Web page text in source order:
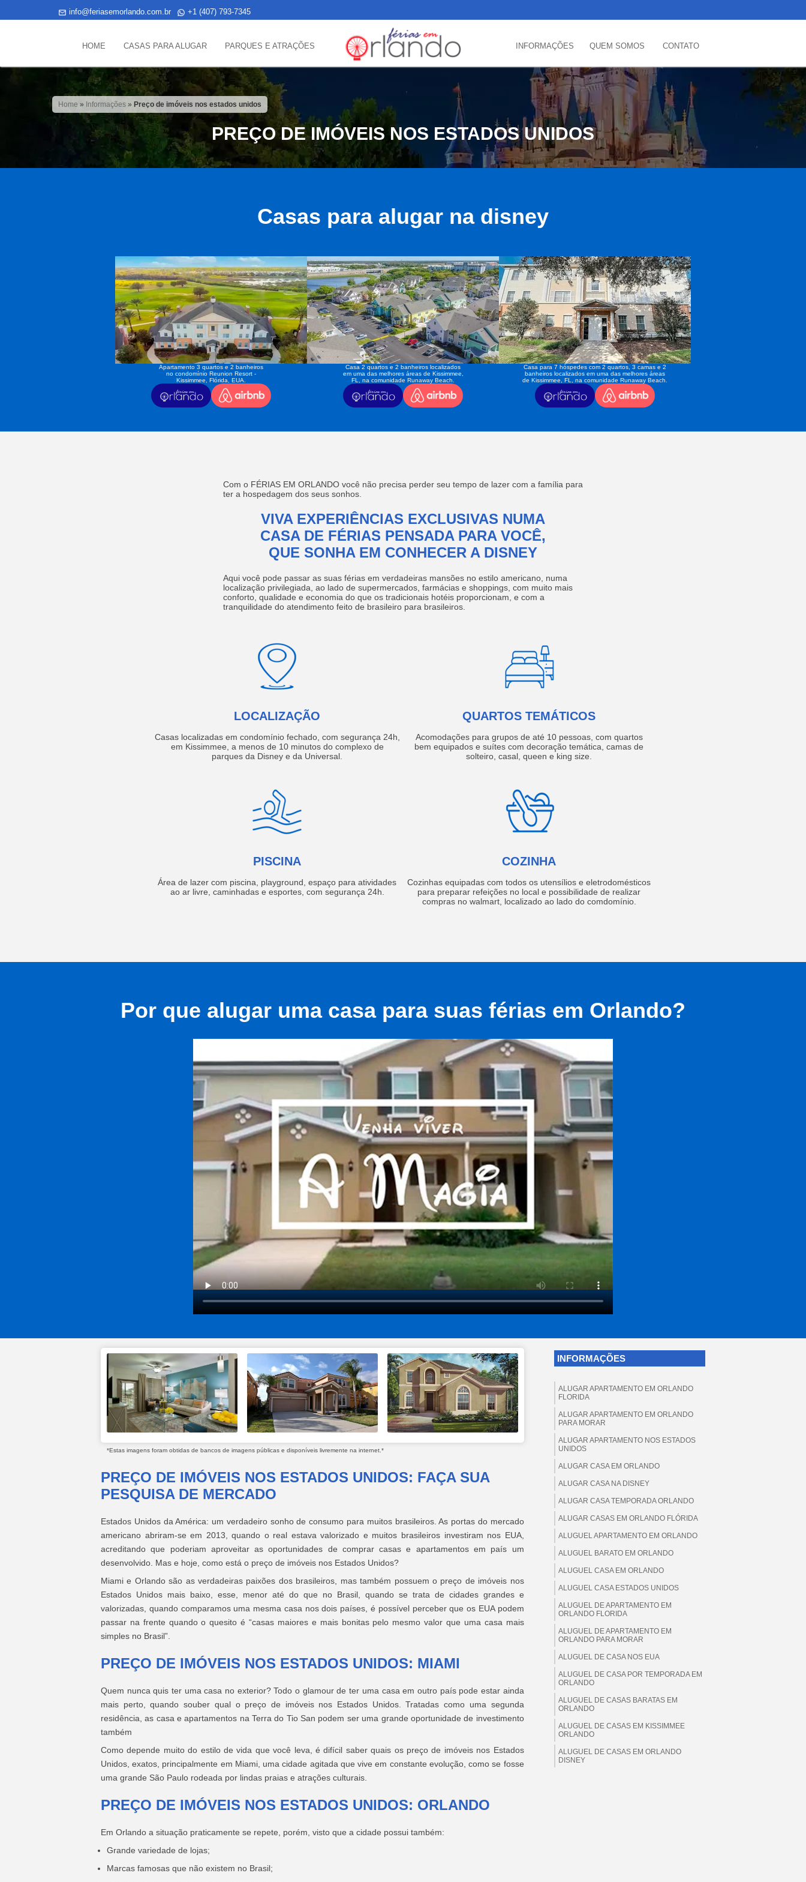
info@feriasemorlando.com.br +1 (407) 793-7345
HOME CASAS PARA ALUGAR PARQUES E ATRAÇÕES INFORMAÇÕES QUEM SOMOS CONTATO
Home » Informações » Preço de imóveis nos estados unidos
PREÇO DE IMÓVEIS NOS ESTADOS UNIDOS
Casas para alugar na disney
Apartamento 3 quartos e 2 banheiros
no condomínio Reunion Resort -
Kissimmee, Flórida, EUA.
Casa 2 quartos e 2 banheiros localizados
em uma das melhores áreas de Kissimmee,
FL, na comunidade Runaway Beach.
Casa para 7 hóspedes com 2 quartos, 3 camas e 2
banheiros localizados em uma das melhores áreas
de Kissimmee, FL, na comunidade Runaway Beach.
Com o FÉRIAS EM ORLANDO você não precisa perder seu tempo de lazer com a família para
ter a hospedagem dos seus sonhos.
VIVA EXPERIÊNCIAS EXCLUSIVAS NUMA
CASA DE FÉRIAS PENSADA PARA VOCÊ,
QUE SONHA EM CONHECER A DISNEY
Aqui você pode passar as suas férias em verdadeiras mansões no estilo americano, numa
localização privilegiada, ao lado de supermercados, farmácias e shoppings, com muito mais
conforto, qualidade e economia do que os tradicionais hotéis proporcionam, e com a
tranquilidade do atendimento feito de brasileiro para brasileiros.
LOCALIZAÇÃO
Casas localizadas em condomínio fechado, com segurança 24h,
em Kissimmee, a menos de 10 minutos do complexo de
parques da Disney e da Universal.
QUARTOS TEMÁTICOS
Acomodações para grupos de até 10 pessoas, com quartos
bem equipados e suítes com decoração temática, camas de
solteiro, casal, queen e king size.
PISCINA
Área de lazer com piscina, playground, espaço para atividades
ao ar livre, caminhadas e esportes, com segurança 24h.
COZINHA
Cozinhas equipadas com todos os utensílios e eletrodomésticos
para preparar refeições no local e possibilidade de realizar
compras no walmart, localizado ao lado do comdomínio.
Por que alugar uma casa para suas férias em Orlando?
*Estas imagens foram obtidas de bancos de imagens públicas e disponíveis livremente na internet.*
PREÇO DE IMÓVEIS NOS ESTADOS UNIDOS: FAÇA SUA
PESQUISA DE MERCADO
Estados Unidos da América: um verdadeiro sonho de consumo para muitos brasileiros. As portas do mercado
americano abriram-se em 2013, quando o real estava valorizado e muitos brasileiros investiram nos EUA,
acreditando que poderiam aproveitar as oportunidades de comprar casas e apartamentos em país um
desenvolvido. Mas e hoje, como está o preço de imóveis nos Estados Unidos?
Miami e Orlando são as verdadeiras paixões dos brasileiros, mas também possuem o preço de imóveis nos
Estados Unidos mais baixo, esse, menor até do que no Brasil, quando se trata de cidades grandes e
valorizadas, quando comparamos uma mesma casa nos dois países, é possível perceber que os EUA podem
passar na frente quando o quesito é “casas maiores e mais bonitas pelo mesmo valor que uma casa mais
simples no Brasil”.
PREÇO DE IMÓVEIS NOS ESTADOS UNIDOS: MIAMI
Quem nunca quis ter uma casa no exterior? Todo o glamour de ter uma casa em outro país pode estar ainda
mais perto, quando souber qual o preço de imóveis nos Estados Unidos. Tratadas como uma segunda
residência, as casa e apartamentos na Terra do Tio San podem ser uma grande oportunidade de investimento
também
Como depende muito do estilo de vida que você leva, é difícil saber quais os preço de imóveis nos Estados
Unidos, exatos, principalmente em Miami, uma cidade agitada que vive em constante evolução, como se fosse
uma grande São Paulo rodeada por lindas praias e atrações culturais.
PREÇO DE IMÓVEIS NOS ESTADOS UNIDOS: ORLANDO
Em Orlando a situação praticamente se repete, porém, visto que a cidade possui também:
Grande variedade de lojas;
Marcas famosas que não existem no Brasil;
INFORMAÇÕES
ALUGAR APARTAMENTO EM ORLANDO
FLORIDA
ALUGAR APARTAMENTO EM ORLANDO
PARA MORAR
ALUGAR APARTAMENTO NOS ESTADOS
UNIDOS
ALUGAR CASA EM ORLANDO
ALUGAR CASA NA DISNEY
ALUGAR CASA TEMPORADA ORLANDO
ALUGAR CASAS EM ORLANDO FLÓRIDA
ALUGUEL APARTAMENTO EM ORLANDO
ALUGUEL BARATO EM ORLANDO
ALUGUEL CASA EM ORLANDO
ALUGUEL CASA ESTADOS UNIDOS
ALUGUEL DE APARTAMENTO EM
ORLANDO FLORIDA
ALUGUEL DE APARTAMENTO EM
ORLANDO PARA MORAR
ALUGUEL DE CASA NOS EUA
ALUGUEL DE CASA POR TEMPORADA EM
ORLANDO
ALUGUEL DE CASAS BARATAS EM
ORLANDO
ALUGUEL DE CASAS EM KISSIMMEE
ORLANDO
ALUGUEL DE CASAS EM ORLANDO
DISNEY